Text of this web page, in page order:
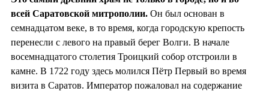
всей Саратовской митрополии. Он был основан в
семнадцатом веке, в то время, когда городскую крепость
перенесли с левого на правый берег Волги. В начале
восемнадцатого столетия Троицкий собор отстроили в
камне. В 1722 году здесь молился Пётр Первый во время
визита в Саратов. Император пожаловал на содержание